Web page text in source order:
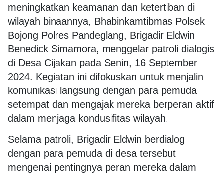
meningkatkan keamanan dan ketertiban di
wilayah binaannya, Bhabinkamtibmas Polsek
Bojong Polres Pandeglang, Brigadir Eldwin
Benedick Simamora, menggelar patroli dialogis
di Desa Cijakan pada Senin, 16 September
2024. Kegiatan ini difokuskan untuk menjalin
komunikasi langsung dengan para pemuda
setempat dan mengajak mereka berperan aktif
dalam menjaga kondusifitas wilayah.
Selama patroli, Brigadir Eldwin berdialog
dengan para pemuda di desa tersebut
mengenai pentingnya peran mereka dalam